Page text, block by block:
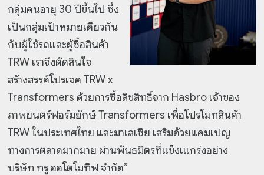
กลุ่มคนอายุ 30 ปีขึ้นไป ซึ่ง
เป็นกลุ่มเป้าหมายเดียวกัน
กับผู้ใช้รถและผู้ซื้อสินค้า
TRW เราจึงตัดสินใจ
สร้างสรรค์โปรเจค TRW x
Transformers ด้วยการซื้อลิขสิทธิ์จาก Hasbro เจ้าของ
ภาพยนตร์ฟอร์มยักษ์ Transformers เพื่อโปรโมทสินค้า
TRW ในประเทศไทย และมาเลเซีย เสริมด้วยแคมเปญ
ทางการตลาดมากมาย ผ่านพันธมิตรที่แข็งเแกร่งอย่าง
บริษัท ทรู ออโตโมทีฟ จำกัด”